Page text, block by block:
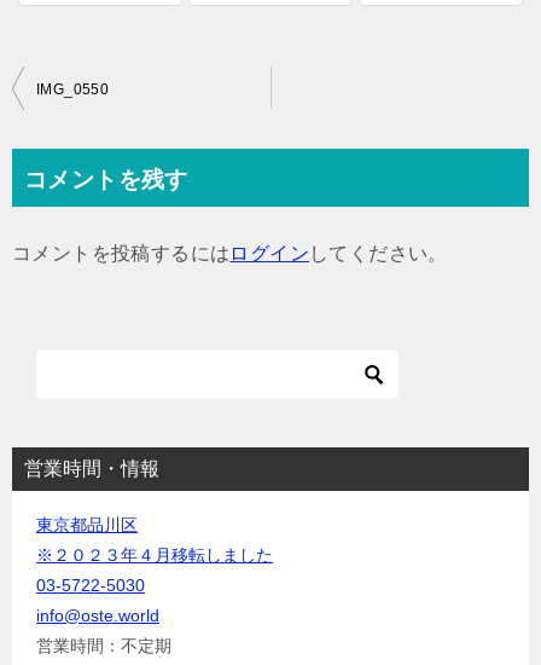
投
ビ
IMG_0550
コメントを残す
コメントを投稿するには ログイン してください。
営業時間・情報
東京都品川区
※２０２３年４月移転しました
03-5722-5030
info@oste.world
営業時間：不定期